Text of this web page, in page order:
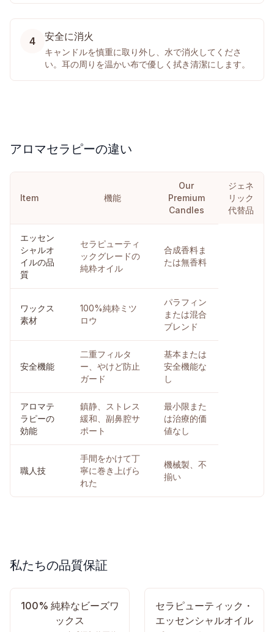
4 安全に消火
キャンドルを慎重に取り外し、水で消火してくださ
い。耳の周りを温かい布で優しく拭き清潔にします。
アロマセラピーの違い
Item 機能
Our
Premium
Candles
ジェネ
リック
代替品
エッセン
シャルオ
イルの品
質
セラピューティ
ックグレードの
純粋オイル
合成香料ま
たは無香料
ワックス
素材
100%純粋ミツ
ロウ
パラフィン
または混合
ブレンド
安全機能
二重フィルタ
ー、やけど防止
ガード
基本または
安全機能な
し
アロマテ
ラピーの
効能
鎮静、ストレス
緩和、副鼻腔サ
ポート
最小限また
は治療的価
値なし
職人技
手間をかけて丁
寧に巻き上げら
れた
機械製、不
揃い
私たちの品質保証
100% 純粋なビーズワ
ックス
セラピューティック・
エッセンシャルオイル